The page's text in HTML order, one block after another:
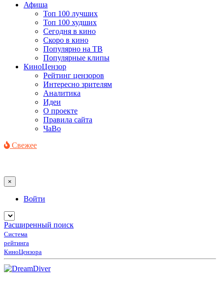
Афиша
Топ 100 лучших
Топ 100 худших
Сегодня в кино
Скоро в кино
Популярно на ТВ
Популярные клипы
КиноЦензор
Рейтинг цензоров
Интересно зрителям
Аналитика
Идеи
О проекте
Правила сайта
ЧаВо
Свежее
×
Войти
Расширенный поиск
Система
рейтинга
КиноЦензора